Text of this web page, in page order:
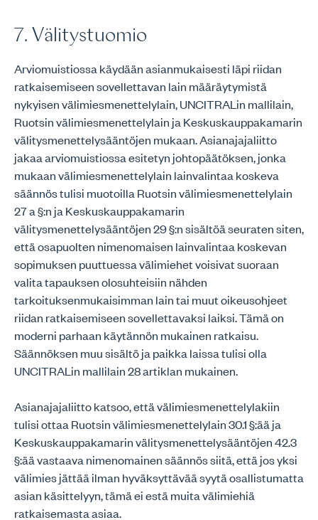
7. Välitystuomio
Arviomuistiossa käydään asianmukaisesti läpi riidan
ratkaisemiseen sovellettavan lain määräytymistä
nykyisen välimiesmenettelylain, UNCITRALin mallilain,
Ruotsin välimiesmenettelylain ja Keskuskauppakamarin
välitysmenettelysääntöjen mukaan. Asianajajaliitto
jakaa arviomuistiossa esitetyn johtopäätöksen, jonka
mukaan välimiesmenettelylain lainvalintaa koskeva
säännös tulisi muotoilla Ruotsin välimiesmenettelylain
27 a §:n ja Keskuskauppakamarin
välitysmenettelysääntöjen 29 §:n sisältöä seuraten siten,
että osapuolten nimenomaisen lainvalintaa koskevan
sopimuksen puuttuessa välimiehet voisivat suoraan
valita tapauksen olosuhteisiin nähden
tarkoituksenmukaisimman lain tai muut oikeusohjeet
riidan ratkaisemiseen sovellettavaksi laiksi. Tämä on
moderni parhaan käytännön mukainen ratkaisu.
Säännöksen muu sisältö ja paikka laissa tulisi olla
UNCITRALin mallilain 28 artiklan mukainen.
Asianajajaliitto katsoo, että välimiesmenettelylakiin
tulisi ottaa Ruotsin välimiesmenettelylain 30.1 §:ää ja
Keskuskauppakamarin välitysmenettelysääntöjen 42.3
§:ää vastaava nimenomainen säännös siitä, että jos yksi
välimies jättää ilman hyväksyttävää syytä osallistumatta
asian käsittelyyn, tämä ei estä muita välimiehiä
ratkaisemasta asiaa.